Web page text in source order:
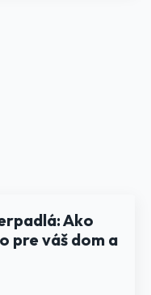
Ako
pre váš dom a